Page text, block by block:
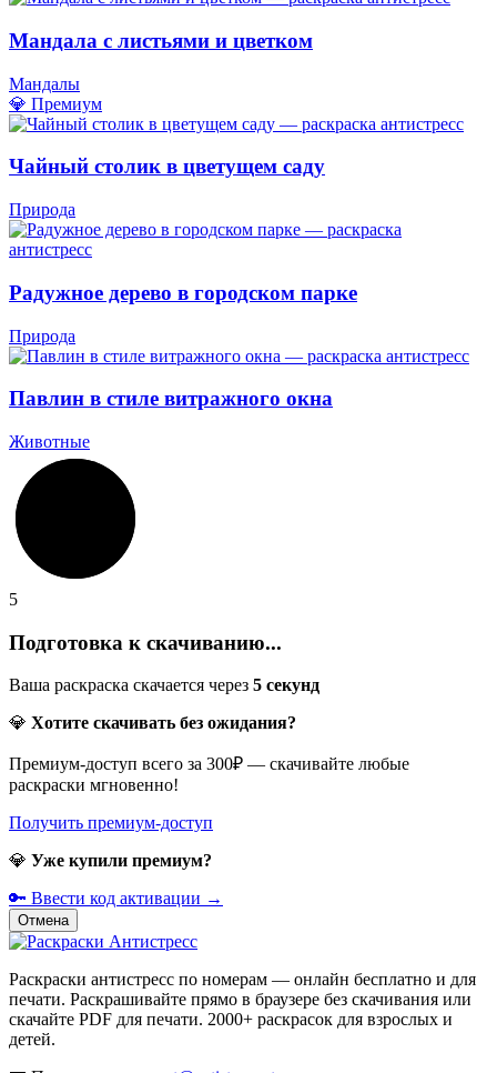
Мандала с листьями и цветком
Мандалы
💎 Премиум
Чайный столик в цветущем саду
Природа
Радужное дерево в городском парке
Природа
Павлин в стиле витражного окна
Животные
5
Подготовка к скачиванию...
Ваша раскраска скачается через 5 секунд
💎 Хотите скачивать без ожидания?
Премиум-доступ всего за 300₽ — скачивайте любые
раскраски мгновенно!
Получить премиум-доступ
💎 Уже купили премиум?
🔑 Ввести код активации →
Отмена
Раскраски антистресс по номерам — онлайн бесплатно и для
печати. Раскрашивайте прямо в браузере без скачивания или
скачайте PDF для печати. 2000+ раскрасок для взрослых и
детей.